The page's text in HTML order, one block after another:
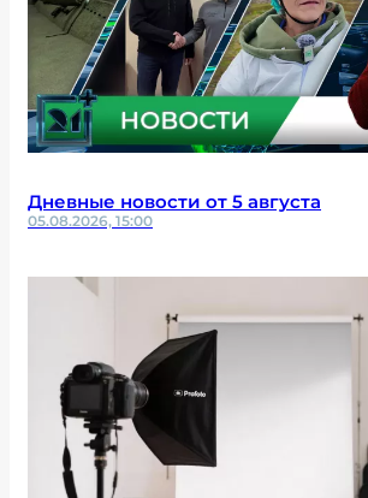
Дневные новости от 5 августа
05.08.2026, 15:00